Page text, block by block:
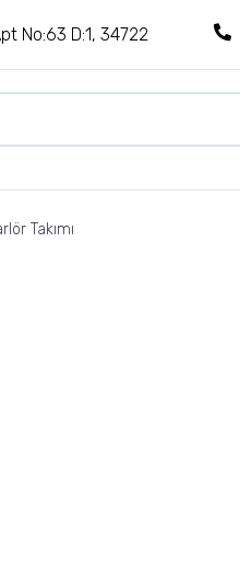
No:63 D:1, 34722
Takımı